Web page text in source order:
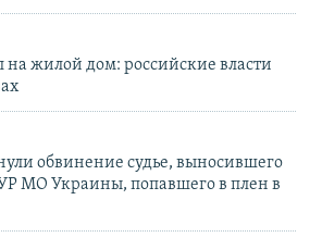
на жилой дом: российские власти
обвинение судье, выносившего
МО Украины, попавшего в плен в